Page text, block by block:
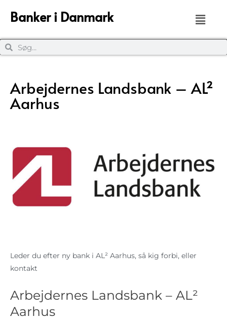
Banker i Danmark
Arbejdernes Landsbank – AL²
Aarhus
Leder du efter ny bank i AL² Aarhus, så kig forbi, eller
kontakt
Arbejdernes Landsbank – AL²
Aarhus